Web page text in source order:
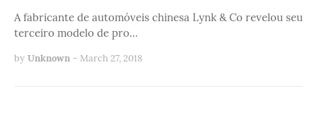
A fabricante de automóveis chinesa Lynk & Co revelou seu
terceiro modelo de pro…
by Unknown - March 27, 2018